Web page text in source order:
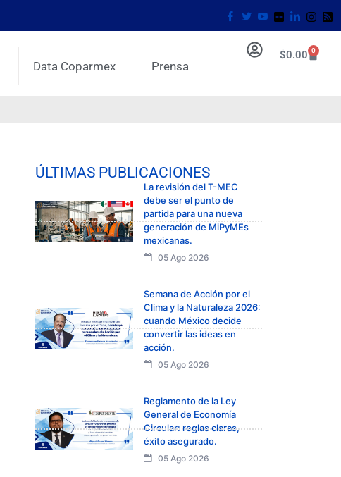
Data Coparmex Prensa
$0.00 0
ÚLTIMAS PUBLICACIONES
La revisión del T-MEC
debe ser el punto de
partida para una nueva
generación de MiPyMEs
mexicanas.
05 Ago 2026
Semana de Acción por el
Clima y la Naturaleza 2026:
cuando México decide
convertir las ideas en
acción.
05 Ago 2026
Reglamento de la Ley
General de Economía
Circular: reglas claras,
éxito asegurado.
05 Ago 2026